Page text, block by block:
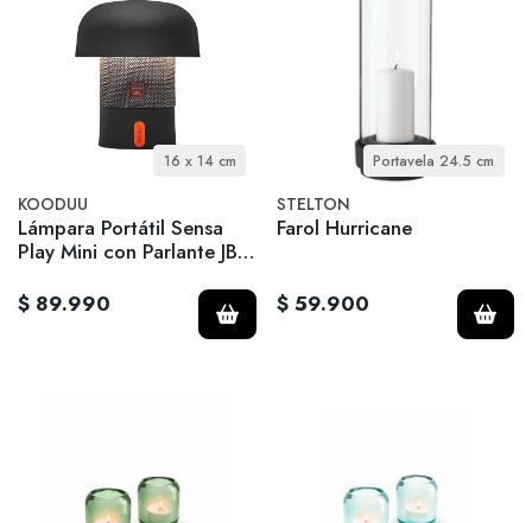
16 x 14 cm
KOODUU
Lámpara Portátil Sensa
Play Mini con Parlante JBL
$ 89.990
Portavela 24.5 cm
STELTON
Farol Hurricane
$ 59.900